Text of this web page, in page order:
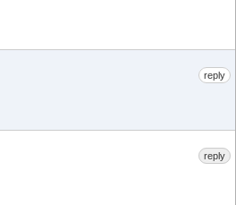
reply
reply